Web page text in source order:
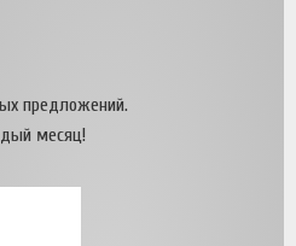
предложений.
месяц!